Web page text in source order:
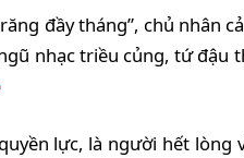
đầy tháng”, chủ nhân
nhạc triều củng, tứ
lực, là người hết